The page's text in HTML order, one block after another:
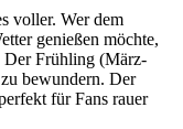
voller. Wer dem
genießen möchte,
Der Frühling (März-
bewundern. Der
für Fans rauer